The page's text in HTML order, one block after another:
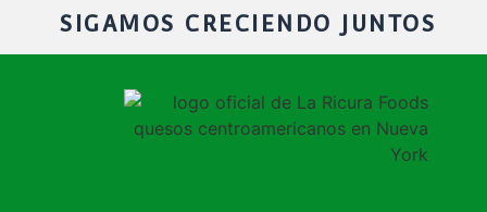
SIGAMOS CRECIENDO JUNTOS